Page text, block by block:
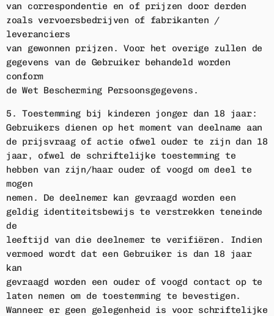
van correspondentie en of prijzen door derden
zoals vervoersbedrijven of fabrikanten /
leveranciers
van gewonnen prijzen. Voor het overige zullen de
gegevens van de Gebruiker behandeld worden
conform
de Wet Bescherming Persoonsgegevens.
5. Toestemming bij kinderen jonger dan 18 jaar:
Gebruikers dienen op het moment van deelname aan
de prijsvraag of actie ofwel ouder te zijn dan 18
jaar, ofwel de schriftelijke toestemming te
hebben van zijn/haar ouder of voogd om deel te
mogen
nemen. De deelnemer kan gevraagd worden een
geldig identiteitsbewijs te verstrekken teneinde
de
leeftijd van die deelnemer te verifiëren. Indien
vermoed wordt dat een Gebruiker is dan 18 jaar
kan
gevraagd worden een ouder of voogd contact op te
laten nemen om de toestemming te bevestigen.
Wanneer er geen gelegenheid is voor schriftelijke